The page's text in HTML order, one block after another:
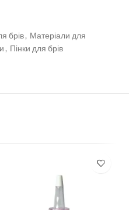
брів, Матеріали для
, Пінки для брів